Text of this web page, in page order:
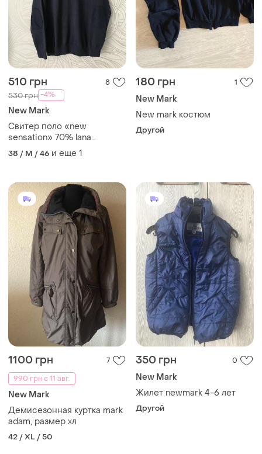
510 грн 8
530 грн -4%
New Mark
Свитер поло «new
sensation» 70% lana
merinos
38 / M / 46 и еще 1
180 грн 1
New Mark
New mark костюм
Другой
1100 грн
7
990 грн с 11 авг.
New Mark
Демисезонная куртка mark
adam, размер хл
42 / XL / 50
350 грн 0
New Mark
Жилет newmark 4-6 лет
Другой